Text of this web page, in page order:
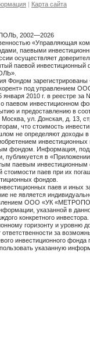
| Карта сайта
2002—2026
«Управляющая
паевыми
осуществляет
паевой
Фондом
под управлением
2010 г. в реестре за
инвестиционном
и предоставлению в
ул. Донская, д. 13,
что стоимость
не определяют доходы
фондом. Информация,
публикуется в
паевым
стоимости паев при их
фондов.
паев и иных
не является
ООО «УК
указанной в
конкретного
горизонту и уровню
за
инвестиционного
указанную